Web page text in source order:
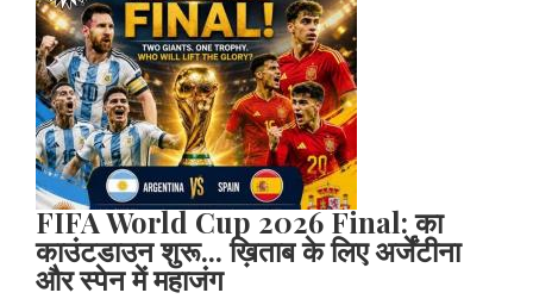
FIFA World Cup 2026 Final: का
काउंटडाउन शुरू... ख़िताब के लिए अर्जेंटीना
और स्पेन में महाजंग